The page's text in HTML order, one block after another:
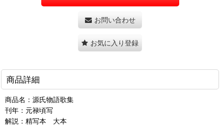
お問い合わせ
お気に入り登録
商品詳細
商品名：源氏物語歌集
刊年：元禄頃写
解説：精写本 大本